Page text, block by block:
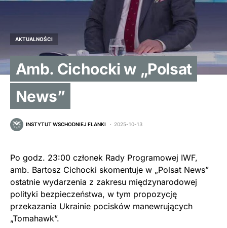
AKTUALNOŚCI
Amb. Cichocki w „Polsat
News”
INSTYTUT WSCHODNIEJ FLANKI 2025-10-13
Po godz. 23:00 członek Rady Programowej IWF,
amb. Bartosz Cichocki skomentuje w „Polsat News”
ostatnie wydarzenia z zakresu międzynarodowej
polityki bezpieczeństwa, w tym propozycję
przekazania Ukrainie pocisków manewrujących
„Tomahawk”.